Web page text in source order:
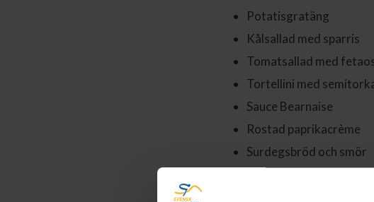
Potatisgratäng
Kålsallad med sparris
Tomatsallad med
Tortellini med
Sauce Bearnaise
Rostad paprikacrème
Surdegsbröd och smör